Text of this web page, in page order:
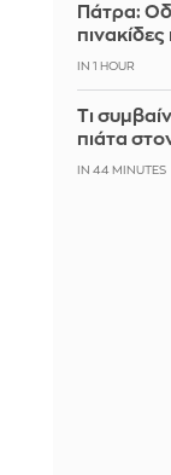
Πάτρα:
IN 1 HOUR
Τι
πιάτα
IN 44 MINUTES